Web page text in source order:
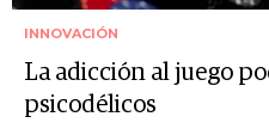
INNOVACIÓN
La adicción al juego
psicodélicos